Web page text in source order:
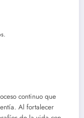
continuo que
Al fortalecer